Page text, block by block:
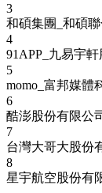
3
和碩集團_和碩
4
91APP_九易宇
5
momo_富邦媒體
6
酷澎股份有限公
7
台灣大哥大股份
8
星宇航空股份有